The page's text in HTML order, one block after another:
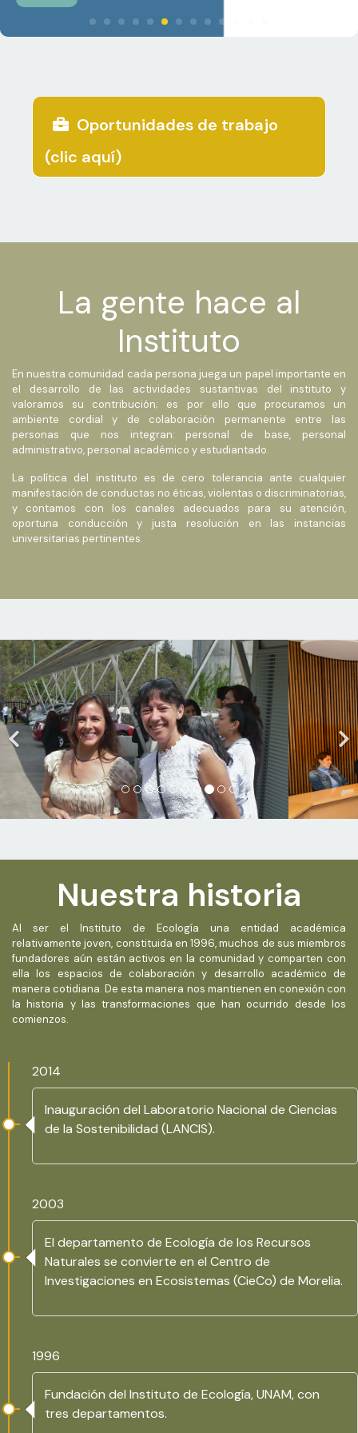
Oportunidades de trabajo
(clic aquí)
La gente hace al
Instituto
En nuestra comunidad cada persona juega un papel importante en
el desarrollo de las actividades sustantivas del instituto y
valoramos su contribución; es por ello que procuramos un
ambiente cordial y de colaboración permanente entre las
personas que nos integran: personal de base, personal
administrativo, personal académico y estudiantado.
La política del instituto es de cero tolerancia ante cualquier
manifestación de conductas no éticas, violentas o discriminatorias,
y contamos con los canales adecuados para su atención,
oportuna conducción y justa resolución en las instancias
universitarias pertinentes.
Nuestra historia
Al ser el Instituto de Ecología una entidad académica
relativamente joven, constituida en 1996, muchos de sus miembros
fundadores aún están activos en la comunidad y comparten con
ella los espacios de colaboración y desarrollo académico de
manera cotidiana. De esta manera nos mantienen en conexión con
la historia y las transformaciones que han ocurrido desde los
comienzos.
2014
Inauguración del Laboratorio Nacional de Ciencias
de la Sostenibilidad (LANCIS).
2003
El departamento de Ecología de los Recursos
Naturales se convierte en el Centro de
Investigaciones en Ecosistemas (CieCo) de Morelia.
1996
Fundación del Instituto de Ecología, UNAM, con
tres departamentos.